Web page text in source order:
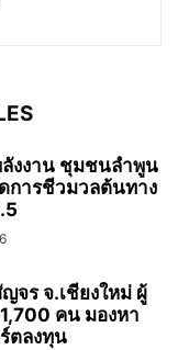
ลังงาน ชุมชนลำพูน
การชีวมวลต้นทาง
จร จ.เชียงใหม่ ผู้
คน มองหา
ตลงทุน